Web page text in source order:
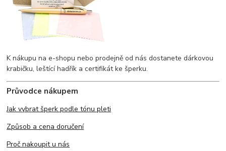
K nákupu na e-shopu nebo prodejně od nás dostanete dárkovou
krabičku, leštící hadřík a certifikát ke šperku.
Průvodce nákupem
Jak vybrat šperk podle tónu pleti
Způsob a cena doručení
Proč nakoupit u nás